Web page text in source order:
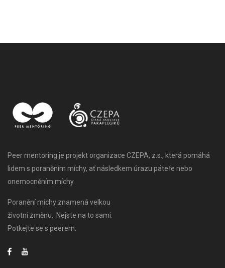
Peer mentoring je projekt organizace CZEPA, z.s., která pomáhá
lidem s poraněním míchy, ať následkem úrazu páteře nebo
onemocněním míchy.
Poranění míchy znamená velkou
životní změnu. Nejste na to sami.
Potkejte se s peerem.